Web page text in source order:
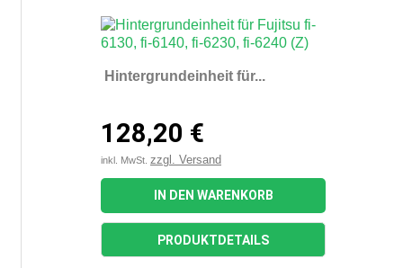
Hintergrundeinheit für...
128,20 €
inkl. MwSt. zzgl. Versand
IN DEN WARENKORB
PRODUKTDETAILS